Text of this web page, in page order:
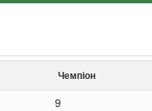
Чемпіон
9